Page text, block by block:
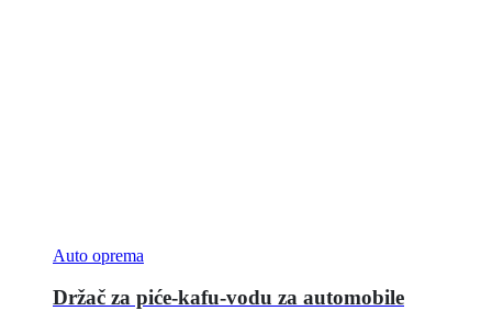
Auto oprema
Držač za piće-kafu-vodu za automobile